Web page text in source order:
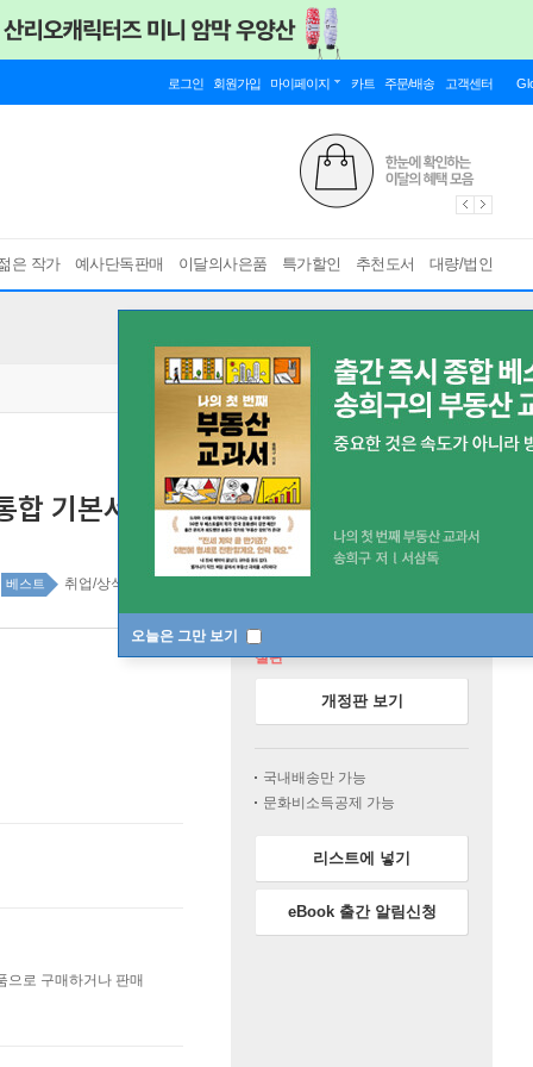
로그인 회원가입 마이페이지 카트 주문/배송 고객센터
은 작가 예사단독판매 이달의사은품 특가할인 추천도서 대량/법인
오늘은 그만 보기
기본서 핵심 모듈이론+실전 모의고사
베스트 취업/상식/적성검사 top20 2주
으로 구매하거나 판매
절판
개정판 보기
국내배송만 가능
문화비소득공제 가능
리스트에 넣기
eBook 출간 알림신청